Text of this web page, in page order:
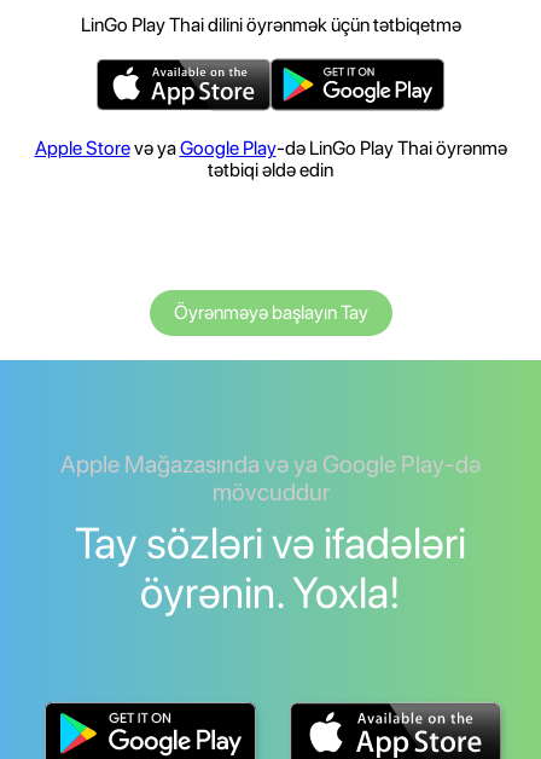
LinGo Play Thai dilini öyrənmək üçün tətbiqetmə
Apple Storevə yaGoogle Play-də LinGo Play Thai öyrənmə
tətbiqi əldə edin
Öyrənməyə başlayın Tay
Apple Mağazasında və ya Google Play-də
mövcuddur
Tay sözləri və ifadələri
öyrənin. Yoxla!